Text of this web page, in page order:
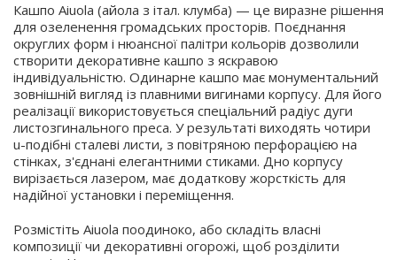
Кашпо Aiuola (айола з італ. клумба) — це виразне рішення
для озеленення громадських просторів. Поєднання
округлих форм і нюансної палітри кольорів дозволили
створити декоративне кашпо з яскравою
індивідуальністю. Одинарне кашпо має монументальний
зовнішній вигляд із плавними вигинами корпусу. Для його
реалізації використовується спеціальний радіус дуги
листозгинального преса. У результаті виходять чотири
u-подібні сталеві листи, з повітряною перфорацією на
стінках, з'єднані елегантними стиками. Дно корпусу
вирізається лазером, має додаткову жорсткість для
надійної установки і переміщення.
Розмістіть Aiuola поодиноко, або складіть власні
композиції чи декоративні огорожі, щоб розділити